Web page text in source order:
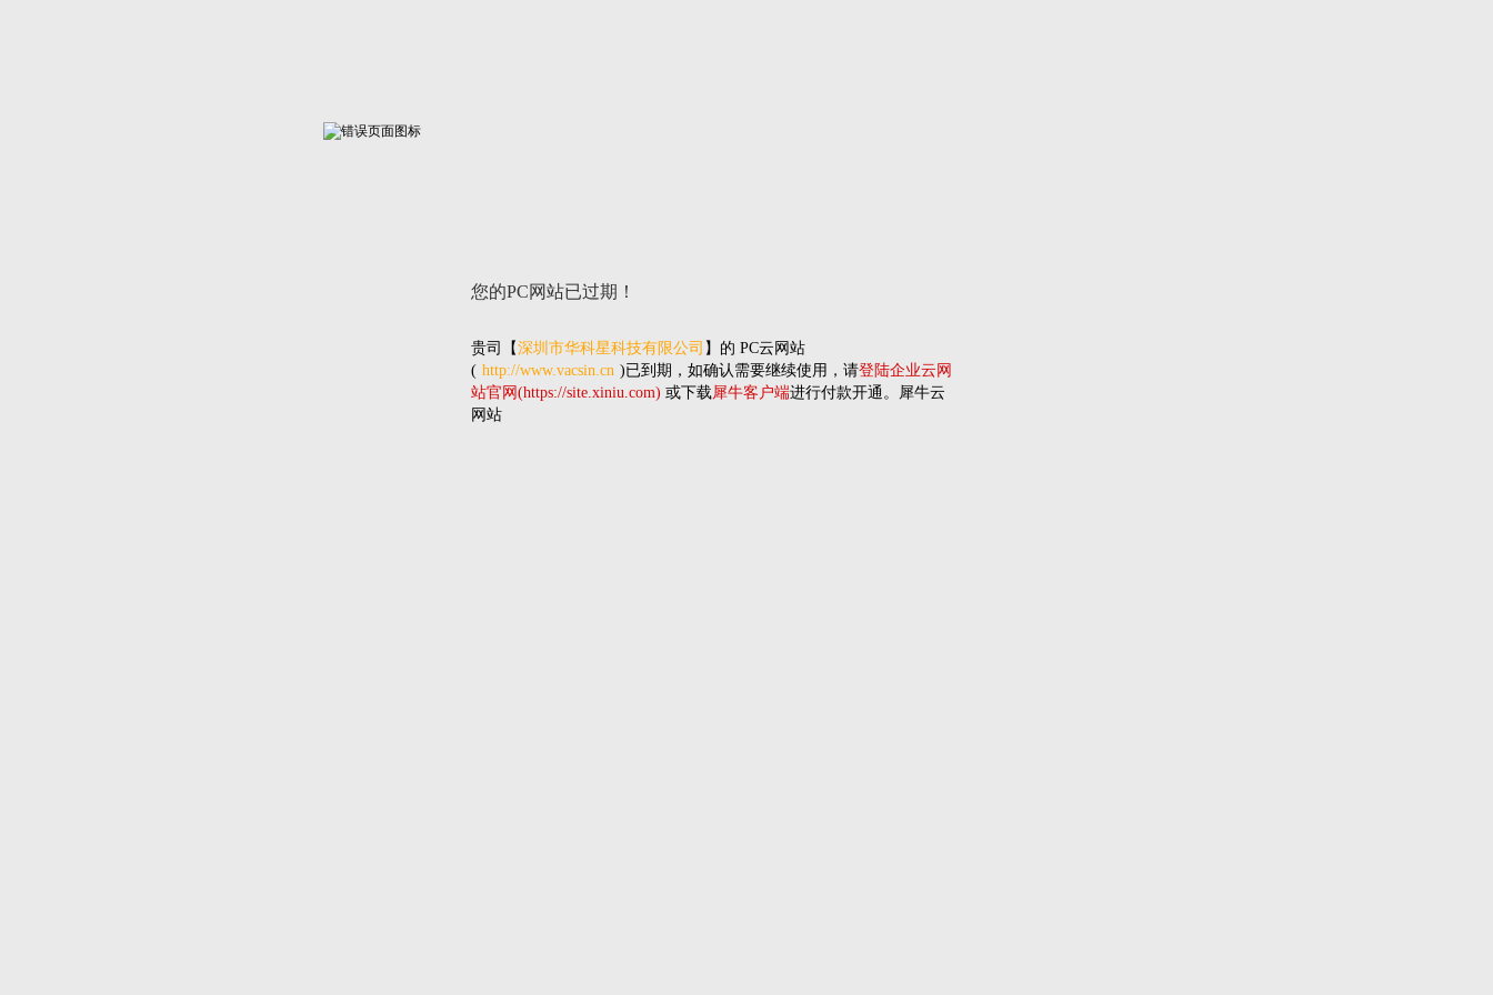
您的PC网站已过期！
贵司 【深圳市华科星科技有限公司 】的 PC云网站
( http://www.vacsin.cn )已到期，如确认需要继续使用，请登陆企业云网
站官网(https://site.xiniu.com) 或下载犀牛客户端进行付款开通。犀牛云
网站